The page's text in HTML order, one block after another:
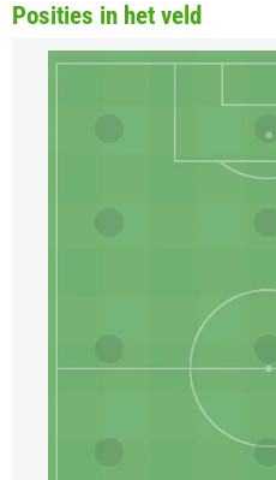
Posities in het veld